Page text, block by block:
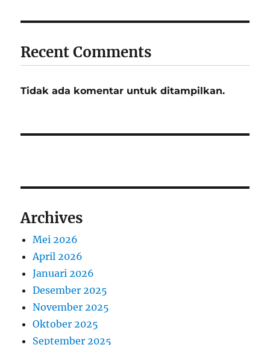
Recent Comments
Tidak ada komentar untuk ditampilkan.
Archives
Mei 2026
April 2026
Januari 2026
Desember 2025
November 2025
Oktober 2025
September 2025